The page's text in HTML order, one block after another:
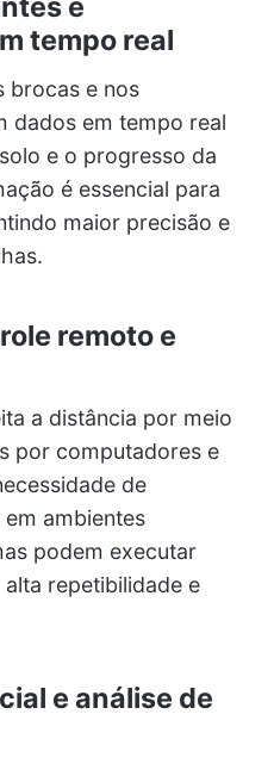
tempo real
brocas e nos
dados em tempo real
e o progresso da
é essencial para
maior precisão e
remoto e
a distância por meio
por computadores e
de
ambientes
podem executar
repetibilidade e
e análise de